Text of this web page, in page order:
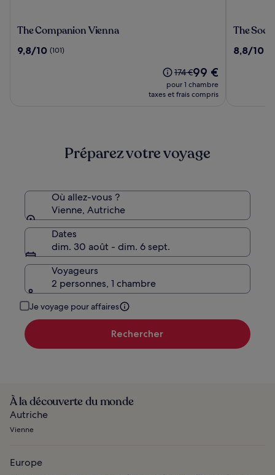
The
Vienna
The Companion Vienna
9.8
9,8/10 (101)
Le
prix
était
d’informations
sur
standard.
174 €Le
nouveau
prix
99 €
pour 1 chambre
taxes et frais compris
The
Hub
The
8.8
8,8/10
Préparez votre voyage
Où allez-vous ?
Vienne, Autriche
Dates
dim. 30 août - dim. 6 sept.
Voyageurs
2 personnes, 1 chambre
Je voyage pour affaires
Rechercher
À la découverte du monde
Autriche
Vienne
Europe